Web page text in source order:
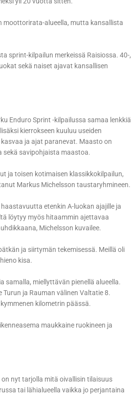
moottorirata-alueella, mutta kansallista
sprint-kilpailun merkeissä Raisiossa. 40-,
sekä naiset ajavat kansallisen
Enduro Sprint -kilpailussa samaa lenkkiä
kierrokseen kuuluu useiden
ja ajat paranevat. Maasto on
sekä savipohjaista maastoa.
ja toisen kotimaisen klassikkokilpailun,
Markus Michelsson taustaryhmineen.
etenkin A-luokan ajajille ja
löytyy myös hitaammin ajettavaa
Michelsson kuvailee.
ja siirtymän tekemisessä. Meillä oli
kisa.
miellyttävän pienellä alueella.
ja Rauman välinen Valtatie 8.
kilometrin päässä.
maukkaine ruokineen ja
nyt tarjolla mitä oivallisin tilaisuus
tai lähialueella vaikka jo perjantaina